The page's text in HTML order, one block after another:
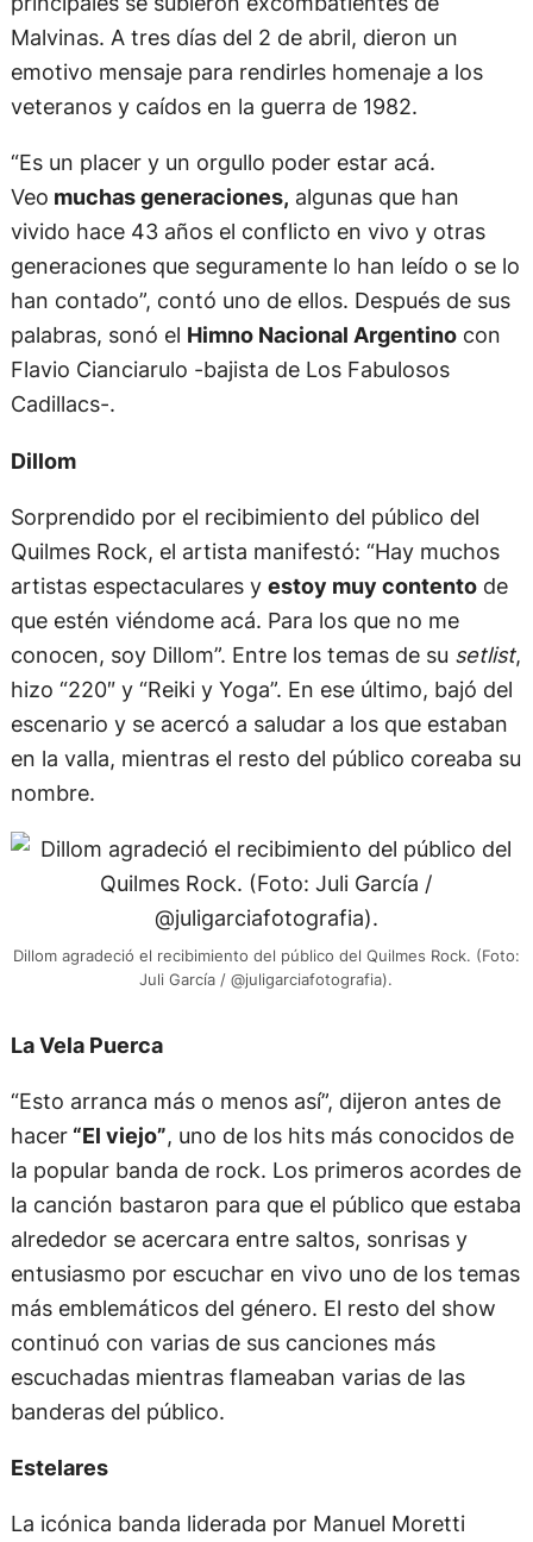
Malvinas. A tres días del 2 de abril, dieron un
emotivo mensaje para rendirles homenaje a los
veteranos y caídos en la guerra de 1982.
“Es un placer y un orgullo poder estar acá.
Veo muchas generaciones, algunas que han
vivido hace 43 años el conflicto en vivo y otras
generaciones que seguramente lo han leído o se lo
han contado”, contó uno de ellos. Después de sus
palabras, sonó el Himno Nacional Argentinocon
Flavio Cianciarulo -bajista de Los Fabulosos
Cadillacs-.
Dillom
Sorprendido por el recibimiento del público del
Quilmes Rock, el artista manifestó: “Hay muchos
artistas espectaculares y estoy muy contentode
que estén viéndome acá. Para los que no me
conocen, soy Dillom”. Entre los temas de su setlist,
hizo “220″ y “Reiki y Yoga”. En ese último, bajó del
escenario y se acercó a saludar a los que estaban
en la valla, mientras el resto del público coreaba su
nombre.
Dillom agradeció el recibimiento del público del Quilmes Rock. (Foto:
Juli García / @juligarciafotografia).
La Vela Puerca
“Esto arranca más o menos así”, dijeron antes de
hacer“El viejo”, uno de los hits más conocidos de
la popular banda de rock. Los primeros acordes de
la canción bastaron para que el público que estaba
alrededor se acercara entre saltos, sonrisas y
entusiasmo por escuchar en vivo uno de los temas
más emblemáticos del género. El resto del show
continuó con varias de sus canciones más
escuchadas mientras flameaban varias de las
banderas del público.
Estelares
La icónica banda liderada por Manuel Moretti